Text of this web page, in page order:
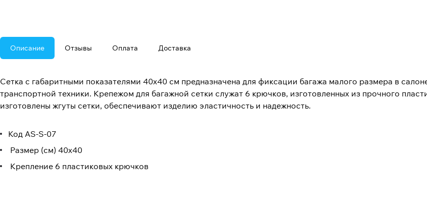
Описание Отзывы Оплата Доставка
Сетка с габаритными показателями 40х40 см предназначена для фиксации багажа малого размера в
транспортной техники. Крепежом для багажной сетки служат 6 крючков, изготовленных из прочного
изготовлены жгуты сетки, обеспечивают изделию эластичность и надежность.
Код AS-S-07
Размер (см) 40х40
Крепление 6 пластиковых крючков